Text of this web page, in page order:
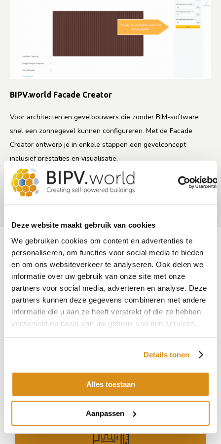
Deze website maakt gebruik van cookies
We gebruiken cookies om content en advertenties te
personaliseren, om functies voor social media te bieden
en om ons websiteverkeer te analyseren. Ook delen we
informatie over uw gebruik van onze site met onze
partners voor social media, adverteren en analyse. Deze
partners kunnen deze gegevens combineren met andere
informatie die u aan ze heeft verstrekt of die ze hebben
verzameld op basis van uw gebruik van hun services.
Details tonen
Alles toestaan
Aanpassen
BIPV.world Facade Creator
Voor architecten en gevelbouwers die zonder BIM-software
snel een zonnegevel kunnen configureren. Met de Facade
Creator ontwerp je in enkele stappen een gevelconcept
inclusief prestaties en visualisatie.
Ga naar uitleg BIPV.world Facade Creator
Welke tool past het best bij jouw workflow?
Ontdek de mogelijkheden en ervaar hoe
BIPV.world jouw projecten kan versnellen.
Account aanmaken